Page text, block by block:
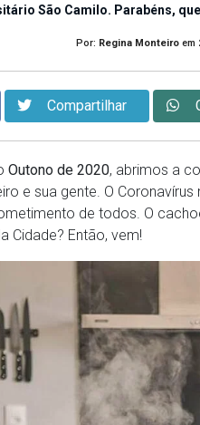
São Camilo. Parabéns,
Por: Regina Monteiroem
Compartilhar
Outono de 2020, abrimos a
e sua gente. O
de todos. O
Cidade? Então, vem!